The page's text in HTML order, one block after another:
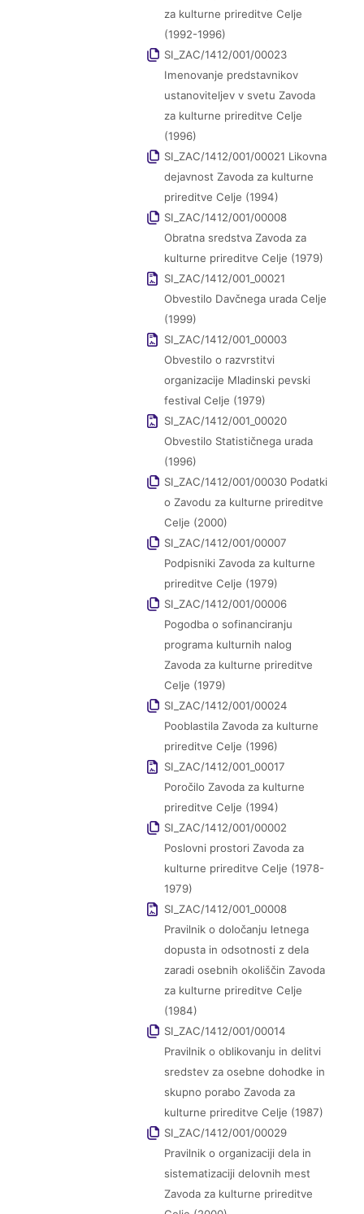
za kulturne prireditve Celje
(1992-1996)
SI_ZAC/1412/001/00023
Imenovanje predstavnikov
ustanoviteljev v svetu Zavoda
za kulturne prireditve Celje
(1996)
SI_ZAC/1412/001/00021 Likovna
dejavnost Zavoda za kulturne
prireditve Celje (1994)
SI_ZAC/1412/001/00008
Obratna sredstva Zavoda za
kulturne prireditve Celje (1979)
SI_ZAC/1412/001_00021
Obvestilo Davčnega urada Celje
(1999)
SI_ZAC/1412/001_00003
Obvestilo o razvrstitvi
organizacije Mladinski pevski
festival Celje (1979)
SI_ZAC/1412/001_00020
Obvestilo Statističnega urada
(1996)
SI_ZAC/1412/001/00030 Podatki
o Zavodu za kulturne prireditve
Celje (2000)
SI_ZAC/1412/001/00007
Podpisniki Zavoda za kulturne
prireditve Celje (1979)
SI_ZAC/1412/001/00006
Pogodba o sofinanciranju
programa kulturnih nalog
Zavoda za kulturne prireditve
Celje (1979)
SI_ZAC/1412/001/00024
Pooblastila Zavoda za kulturne
prireditve Celje (1996)
SI_ZAC/1412/001_00017
Poročilo Zavoda za kulturne
prireditve Celje (1994)
SI_ZAC/1412/001/00002
Poslovni prostori Zavoda za
kulturne prireditve Celje (1978-
1979)
SI_ZAC/1412/001_00008
Pravilnik o določanju letnega
dopusta in odsotnosti z dela
zaradi osebnih okoliščin Zavoda
za kulturne prireditve Celje
(1984)
SI_ZAC/1412/001/00014
Pravilnik o oblikovanju in delitvi
sredstev za osebne dohodke in
skupno porabo Zavoda za
kulturne prireditve Celje (1987)
SI_ZAC/1412/001/00029
Pravilnik o organizaciji dela in
sistematizaciji delovnih mest
Zavoda za kulturne prireditve